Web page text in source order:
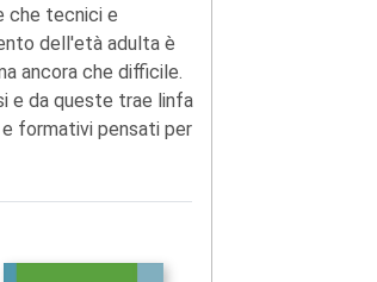
che tecnici e
dell'età adulta è
ancora che difficile.
e da queste trae linfa
formativi pensati per